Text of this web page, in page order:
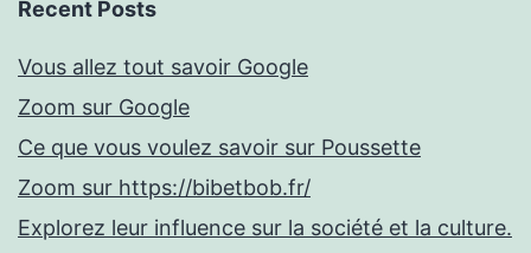
Recent Posts
Vous allez tout savoir Google
Zoom sur Google
Ce que vous voulez savoir sur Poussette
Zoom sur https://bibetbob.fr/
Explorez leur influence sur la société et la culture.